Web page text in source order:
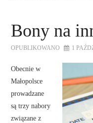
Bony na
OPUBLIKOWANO 1
Obecnie w
Małopolsce
prowadzane
są trzy nabory
związane z